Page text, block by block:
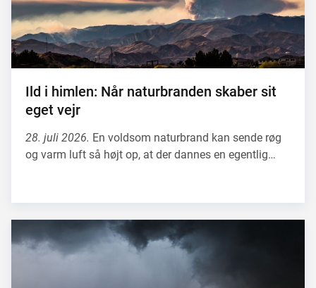
Ild i himlen: Når naturbranden skaber sit
eget vejr
28. juli 2026. En voldsom naturbrand kan sende røg
og varm luft så højt op, at der dannes en egentlig…